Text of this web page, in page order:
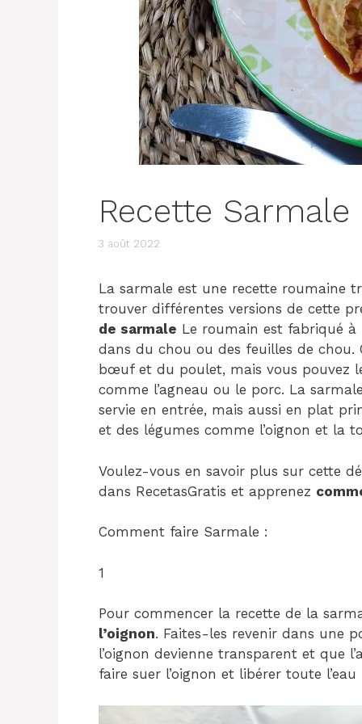
Recette Sarmale
3 août 2022
La sarmale est une recette roumaine
trouver différentes versions de cette
de sarmale Le roumain est fabriqué à
dans du chou ou des feuilles de chou.
bœuf et du poulet, mais vous pouvez
comme l’agneau ou le porc. La
servie en entrée, mais aussi en plat
et des légumes comme l’oignon et la
Voulez-vous en savoir plus sur cette
dans RecetasGratis et apprenez
Comment faire Sarmale :
1
Pour commencer la recette de la
l’oignon. Faites-les revenir dans une
l’oignon devienne transparent et que
faire suer l’oignon et libérer toute